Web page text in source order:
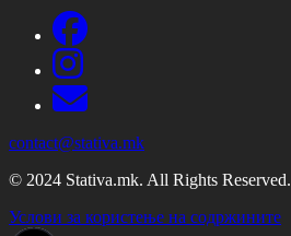
contact@stativa.mk
© 2024 Stativa.mk. All Rights Reserved.
Услови за користење на содржините